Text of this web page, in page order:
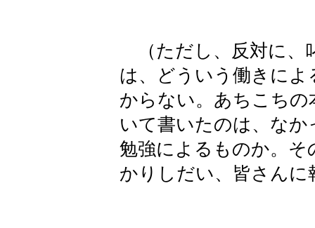
（ただし、反対に、
は、どういう働きに
からない。あちこち
いて書いたのは、な
勉強によるものか。そ
かりしだい、皆さんに